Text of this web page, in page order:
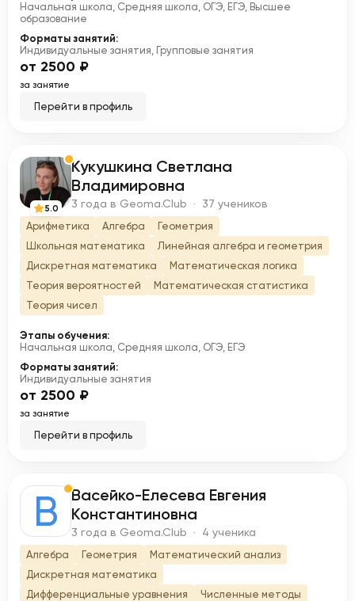
Начальная школа, Средняя школа, ОГЭ, ЕГЭ, Высшее
образование
Форматы занятий:
Индивидуальные занятия, Групповые занятия
от 2500 ₽
за занятие
Перейти в профиль
К
5.0
Кукушкина Светлана
Владимировна
3 года в Geoma.Club · 37 учеников
Арифметика Алгебра
Геометрия
Школьная математика
Линейная алгебра и геометрия
Дискретная математика
Математическая логика
Теория вероятностей
Математическая статистика
Теория чисел
Этапы обучения:
Начальная школа, Средняя школа, ОГЭ, ЕГЭ
Форматы занятий:
Индивидуальные занятия
от 2500 ₽
за занятие
Перейти в профиль
В
Васейко-Елесева Евгения
Константиновна
3 года в Geoma.Club · 4 ученика
Алгебра Геометрия
Математический анализ
Дискретная математика
Дифференциальные уравнения
Численные методы